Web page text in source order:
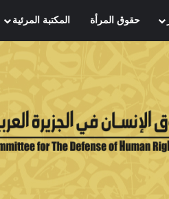
حقوق المرأة المكتبة المرئية